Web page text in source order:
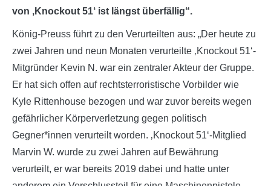
von ‚Knockout 51‘ ist längst überfällig“.
König-Preuss führt zu den Verurteilten aus: „Der heute zu
zwei Jahren und neun Monaten verurteilte ‚Knockout 51‘-
Mitgründer Kevin N. war ein zentraler Akteur der Gruppe.
Er hat sich offen auf rechtsterroristische Vorbilder wie
Kyle Rittenhouse bezogen und war zuvor bereits wegen
gefährlicher Körperverletzung gegen politisch
Gegner*innen verurteilt worden. ‚Knockout 51‘-Mitglied
Marvin W. wurde zu zwei Jahren auf Bewährung
verurteilt, er war bereits 2019 dabei und hatte unter